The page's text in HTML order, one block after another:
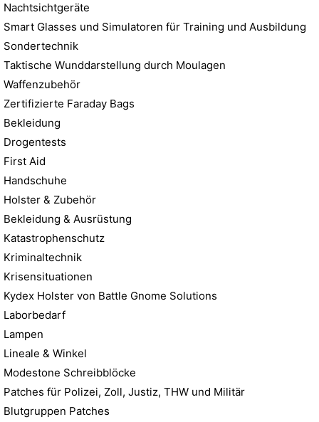
Nachtsichtgeräte
Smart Glasses und Simulatoren für Training und Ausbildung
Sondertechnik
Taktische Wunddarstellung durch Moulagen
Waffenzubehör
Zertifizierte Faraday Bags
Bekleidung
Drogentests
First Aid
Handschuhe
Holster & Zubehör
Bekleidung & Ausrüstung
Katastrophenschutz
Kriminaltechnik
Krisensituationen
Kydex Holster von Battle Gnome Solutions
Laborbedarf
Lampen
Lineale & Winkel
Modestone Schreibblöcke
Patches für Polizei, Zoll, Justiz, THW und Militär
Blutgruppen Patches